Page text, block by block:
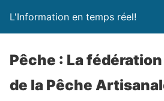
L'Information en temps réel!
Pêche : La
de la Pêche